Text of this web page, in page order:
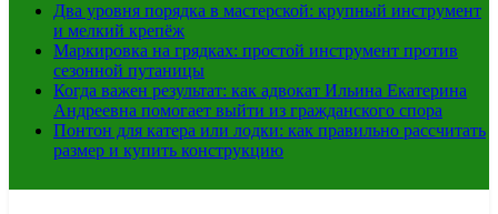
Два уровня порядка в мастерской: крупный инструмент
и мелкий крепёж
Маркировка на грядках: простой инструмент против
сезонной путаницы
Когда важен результат: как адвокат Ильина Екатерина
Андреевна помогает выйти из гражданского спора
Понтон для катера или лодки: как правильно рассчитать
размер и купить конструкцию